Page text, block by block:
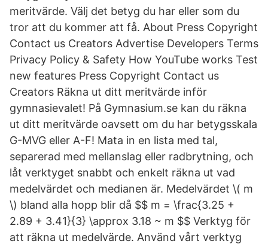
meritvärde. Välj det betyg du har eller som du
tror att du kommer att få. About Press Copyright
Contact us Creators Advertise Developers Terms
Privacy Policy & Safety How YouTube works Test
new features Press Copyright Contact us
Creators Räkna ut ditt meritvärde inför
gymnasievalet! På Gymnasium.se kan du räkna
ut ditt meritvärde oavsett om du har betygsskala
G-MVG eller A-F! Mata in en lista med tal,
separerad med mellanslag eller radbrytning, och
låt verktyget snabbt och enkelt räkna ut vad
medelvärdet och medianen är. Medelvärdet \( m
\) bland alla hopp blir då $$ m = \frac{3.25 +
2.89 + 3.41}{3} \approx 3.18 ~ m $$ Verktyg för
att räkna ut medelvärde. Använd vårt verktyg